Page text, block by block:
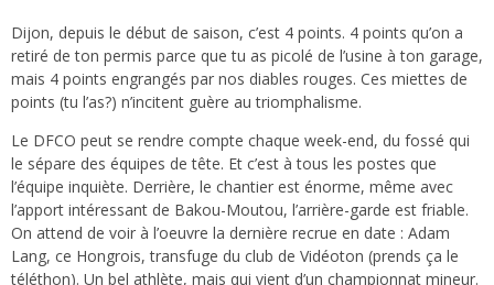
Dijon, depuis le début de saison, c’est 4 points. 4 points qu’on a
retiré de ton permis parce que tu as picolé de l’usine à ton garage,
mais 4 points engrangés par nos diables rouges. Ces miettes de
points (tu l’as?) n’incitent guère au triomphalisme.
Le DFCO peut se rendre compte chaque week-end, du fossé qui
le sépare des équipes de tête. Et c’est à tous les postes que
l’équipe inquiète. Derrière, le chantier est énorme, même avec
l’apport intéressant de Bakou-Moutou, l’arrière-garde est friable.
On attend de voir à l’oeuvre la dernière recrue en date : Adam
Lang, ce Hongrois, transfuge du club de Vidéoton (prends ça le
téléthon). Un bel athlète, mais qui vient d’un championnat mineur.